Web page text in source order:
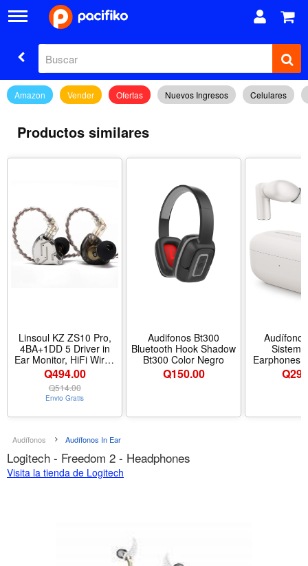
Amazon Vender Ofertas Nuevos Ingresos Celulares
Productos similares
Linsoul KZ ZS10 Pro,
4BA+1DD 5 Driver in
Ear Monitor, HiFi Wired
Earbuds, Gaming
Earbuds, Hybrid IEM
Earphones with
Stainless Steel
Faceplate, Detachable
Musician(Without Mic,
Estilo Without Mic
Q494.00
Q514.00
Envio Gratis
Audifonos Bt300
Bluetooth Hook Shadow
Bt300 Color Negro
Q150.00
Sistem
Earphones
Q
Audífonos Audífonos In Ear
Logitech - Freedom 2 - Headphones
Visita la tienda de Logitech